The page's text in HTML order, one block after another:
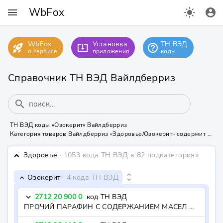
menu WbFox light_mode account_circle
rocket_launch WbFox
о сервисе system_update_alt Установка
приложения help_outline ТН ВЭД
коды
Справочник ТН ВЭД Вайлдберриз
search
ТН ВЭД коды «Озокерит» Вайлдберриз
Категория товаров Вайлдберриз «Здоровье/Озокерит» содержит 4 кода ТН ВЭД
keyboard_arrow_down Здоровье · 1053 кода ТН ВЭД в 82 подкатегориях
keyboard_arrow_down Озокерит · 4 кода ТН ВЭД unfold_more
keyboard_arrow_down 2712 20 900 0 код ТН ВЭД
ПРОЧИЙ ПАРАФИН С СОДЕРЖАНИЕМ МАСЕЛ МЕНЕЕ 0,75 МАС.% - - прочий